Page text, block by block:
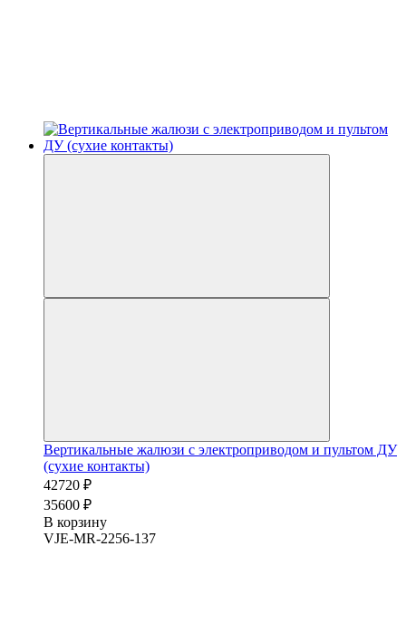
Вертикальные жалюзи с электроприводом и пультом ДУ
(сухие контакты)
42720 ₽
35600 ₽
В корзину
VJE-MR-2256-137